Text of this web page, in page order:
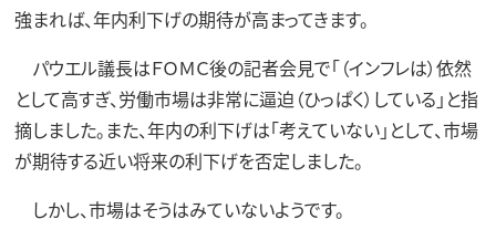
強まれば、年内利下げの期待が高まってきます。
パウエル議長はＦＯＭＣ後の記者会見で「（インフレは）依然
として高すぎ、労働市場は非常に逼迫（ひっぱく）している」と指
摘しました。また、年内の利下げは「考えていない」として、市場
が期待する近い将来の利下げを否定しました。
しかし、市場はそうはみていないようです。